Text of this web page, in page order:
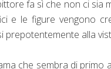
fa sì che non ci
e le figure vengono
prepotentemente alla
che sembra di primo